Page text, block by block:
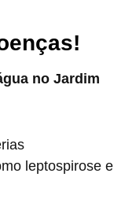
no Jardim
leptospirose e